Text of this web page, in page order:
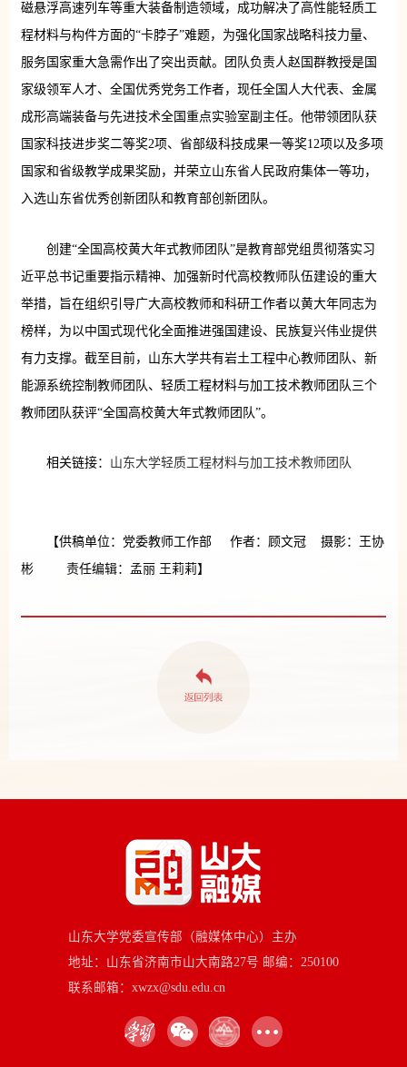
磁悬浮高速列车等重大装备制造领域，成功解决了高性能轻质工
程材料与构件方面的“卡脖子”难题，为强化国家战略科技力量、
服务国家重大急需作出了突出贡献。团队负责人赵国群教授是国
家级领军人才、全国优秀党务工作者，现任全国人大代表、金属
成形高端装备与先进技术全国重点实验室副主任。他带领团队获
国家科技进步奖二等奖2项、省部级科技成果一等奖12项以及多项
国家和省级教学成果奖励，并荣立山东省人民政府集体一等功，
入选山东省优秀创新团队和教育部创新团队。
创建“全国高校黄大年式教师团队”是教育部党组贯彻落实习
近平总书记重要指示精神、加强新时代高校教师队伍建设的重大
举措，旨在组织引导广大高校教师和科研工作者以黄大年同志为
榜样，为以中国式现代化全面推进强国建设、民族复兴伟业提供
有力支撑。截至目前，山东大学共有岩土工程中心教师团队、新
能源系统控制教师团队、轻质工程材料与加工技术教师团队三个
教师团队获评“全国高校黄大年式教师团队”。
相关链接： 山东大学轻质工程材料与加工技术教师团队
【供稿单位：党委教师工作部 作者：顾文冠 摄影：王协
彬 责任编辑：孟丽 王莉莉】
山东大学党委宣传部（融媒体中心）主办
地址：山东省济南市山大南路27号 邮编：250100
联系邮箱：xwzx@sdu.edu.cn